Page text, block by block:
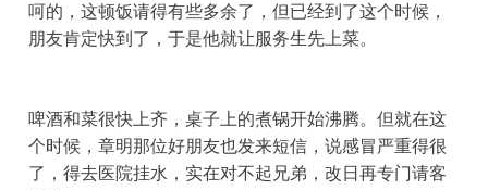
呵的，这顿饭请得有些多余了，但已经到了这个时候，
朋友肯定快到了，于是他就让服务生先上菜。
啤酒和菜很快上齐，桌子上的煮锅开始沸腾。但就在这
个时候，章明那位好朋友也发来短信，说感冒严重得很
了，得去医院挂水，实在对不起兄弟，改日再专门请客